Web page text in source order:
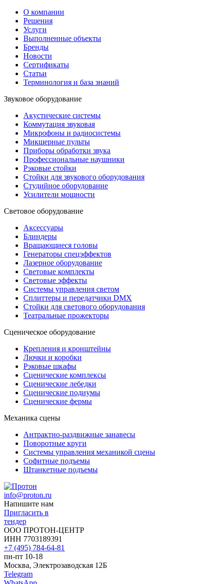
О компании
Решения
Услуги
Выполненные объекты
Бренды
Новости
Сертификаты
Статьи
Терминология и база знаний
Звуковое оборудование
Акустические системы
Коммутация звуковая
Микрофоны и радиосистемы
Микшерные пульты
Приборы обработки звука
Профессиональные наушники
Рэковые стойки
Стойки для звукового оборудования
Студийное оборудование
Усилители мощности
Световое оборудование
Аксессуары
Блиндеры
Вращающиеся головы
Генераторы спецэффектов
Лазерное оборудование
Световые комплекты
Световые эффекты
Системы управления светом
Сплиттеры и передатчики DMX
Стойки для светового оборудования
Театральные прожекторы
Сценическое оборудование
Крепления и кронштейны
Лючки и коробки
Рэковые шкафы
Сценические комплексы
Сценические лебедки
Сценические подиумы
Сценические фермы
Механика сцены
Антрактно-раздвижные занавесы
Поворотные круги
Системы управления механикой сцены
Софитные подъемы
Штанкетные подъемы
info@proton.ru
Напишите нам
Пригласить в
тендер
ООО ПРОТОН-ЦЕНТР
ИНН 7703189391
+7 (495) 784-64-81
пн-пт 10-18
Москва, Электрозаводская 12Б
Telegram